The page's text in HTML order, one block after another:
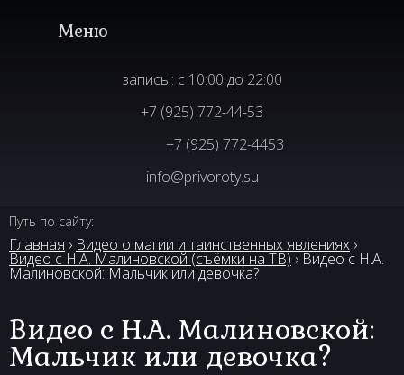
запись.: с 10:00 до 22:00
+7 (925) 772-44-53
+7 (925) 772-4453
info@privoroty.su
Путь по сайту:
Главная › Видео о магии и таинственных явлениях ›
Видео с Н.А. Малиновской (съёмки на ТВ) › Видео с Н.А.
Малиновской: Мальчик или девочка?
Видео с Н.А. Малиновской:
Мальчик или девочка?